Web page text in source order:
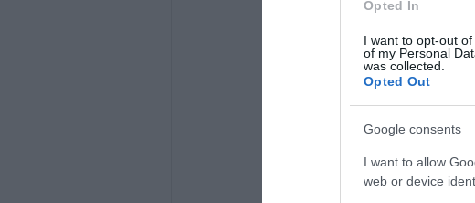
Opted In
I want to opt-out
of my Personal
was collected.
Opted Out
Google consents
I want to allow
web or device